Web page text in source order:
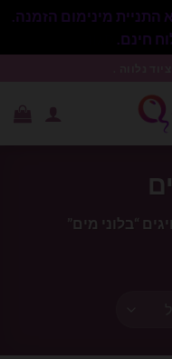
לכל הארץ בעלות 50₪ ללא התניית מינימום הזמנה.
“בלוני מים”